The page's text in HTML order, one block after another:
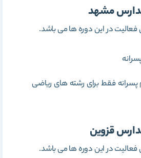
مشهد
در این دوره ها می باشد.
فقط برای رشته های ریاضی
قزوین
در این دوره ها می باشد.